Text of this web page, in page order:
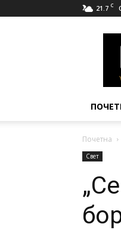
21.7 C
Почетна
Свет